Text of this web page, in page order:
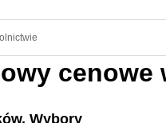
Wybory